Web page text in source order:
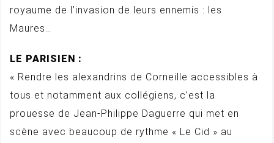
royaume de l’invasion de leurs ennemis : les
Maures…
LE PARISIEN :
« Rendre les alexandrins de Corneille accessibles à
tous et notamment aux collégiens, c’est la
prouesse de Jean-Philippe Daguerre qui met en
scène avec beaucoup de rythme « Le Cid » au